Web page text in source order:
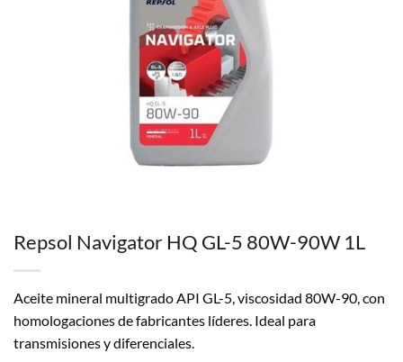
Repsol Navigator HQ GL-5 80W-90W 1L
Aceite mineral multigrado API GL-5, viscosidad 80W-90, con
homologaciones de fabricantes líderes. Ideal para
transmisiones y diferenciales.